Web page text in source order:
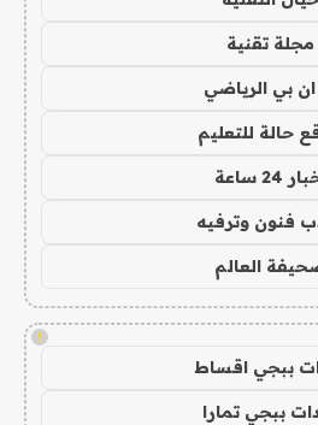
مجلة تقنية
ان بي الرياضي
حالة للتعليم
24 ساعة
فنون وترفيه
العالم
!
ببجي اقساط
ببجي تمارا